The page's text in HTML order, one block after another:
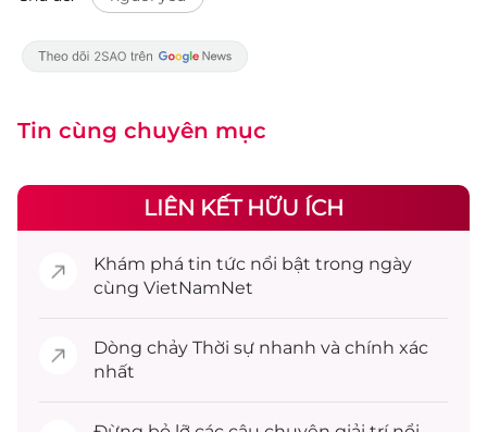
Tin cùng chuyên mục
LIÊN KẾT HỮU ÍCH
Khám phá tin tức nổi bật trong ngày
cùng VietNamNet
Dòng chảy Thời sự nhanh và chính xác
nhất